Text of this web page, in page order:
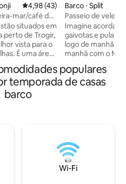
4,98 de uma avaliação média
4,98 (43)
mar/café da
situados em
perto de Trogir,
vista para o
É uma área
frente à casa
de 3
que
e comida
razoáveis) e
Barco ⋅ Split
Passeio de
até 8 pessoas
Imagine acordar
gaivotas e pular
logo de manhã e
manhã com o
1.100 ilhas da
conforto do seu
uma viagem de
amigos.
populares
temporada de casas
barco
Wi-Fi